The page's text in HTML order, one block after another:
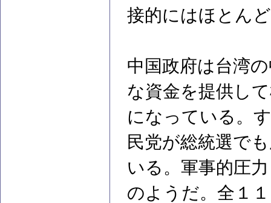
接的にはほとん
中国政府は台湾
な資金を提供し
になっている。
民党が総統選で
いる。軍事的圧
のようだ。全１